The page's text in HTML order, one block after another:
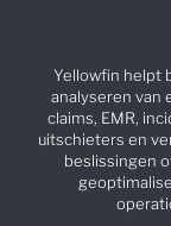
Yellowfin helpt
analyseren van
claims, EMR,
uitschieters en
beslissingen